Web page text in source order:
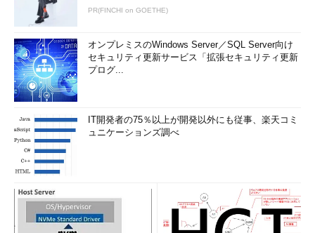
PR(FINCHI on GOETHE)
オンプレミスのWindows Server／SQL Server向け
セキュリティ更新サービス「拡張セキュリティ更新
プログ...
IT開発者の75％以上が開発以外にも従事、楽天コミ
ュニケーションズ調べ